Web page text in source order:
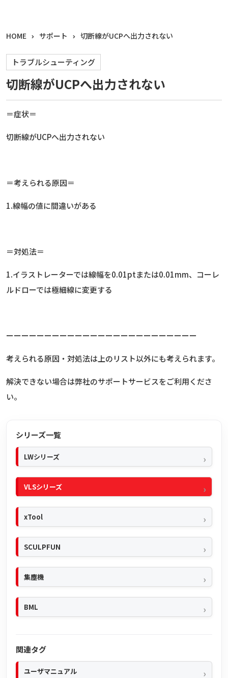
HOME サポート 切断線がUCPへ出力されない
トラブルシューティング
切断線がUCPへ出力されない
＝症状＝
切断線がUCPへ出力されない
＝考えられる原因＝
1.線幅の値に間違いがある
＝対処法＝
1.イラストレーターでは線幅を0.01ptまたは0.01mm、コーレ
ルドローでは極細線に変更する
ーーーーーーーーーーーーーーーーーーーーーーーーー
考えられる原因・対処法は上のリスト以外にも考えられます。
解決できない場合は弊社のサポートサービスをご利用くださ
い。
シリーズ一覧
LWシリーズ
VLSシリーズ
xTool
SCULPFUN
集塵機
BML
関連タグ
ユーザマニュアル